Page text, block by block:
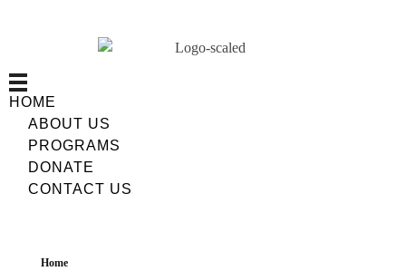
HOME
ABOUT US
PROGRAMS
DONATE
CONTACT US
Home